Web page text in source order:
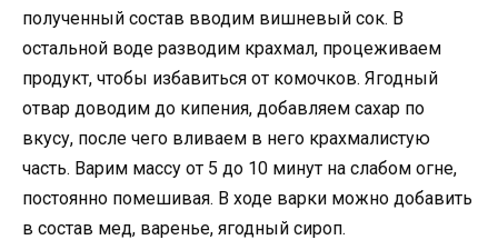
полученный состав вводим вишневый сок. В
остальной воде разводим крахмал, процеживаем
продукт, чтобы избавиться от комочков. Ягодный
отвар доводим до кипения, добавляем сахар по
вкусу, после чего вливаем в него крахмалистую
часть. Варим массу от 5 до 10 минут на слабом огне,
постоянно помешивая. В ходе варки можно добавить
в состав мед, варенье, ягодный сироп.